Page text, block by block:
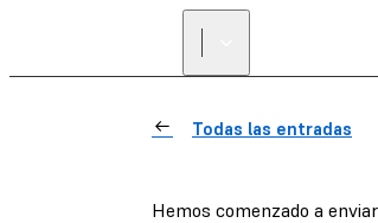
Todas las entradas
Hemos comenzado a